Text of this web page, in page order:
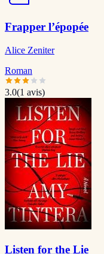
Frapper l’épopée
Alice Zeniter
Roman
3.0(1 avis)
Listen for the Lie